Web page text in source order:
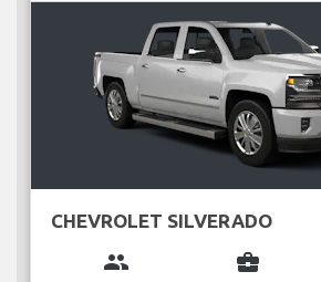
CHEVROLET SILVERADO
group business_center